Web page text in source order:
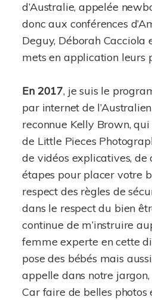
d’Australie, appelée
donc aux conférences
Deguy, Déborah Cacciola
mets en application leurs
En 2017, je suis le
par internet de
reconnue Kelly Brown,
de Little Pieces
de vidéos explicatives, de
étapes pour placer votre
respect des règles de
dans le respect du bien
continue de m’instruire
femme experte en cette
pose des bébés mais
appelle dans notre
Car faire de belles photos